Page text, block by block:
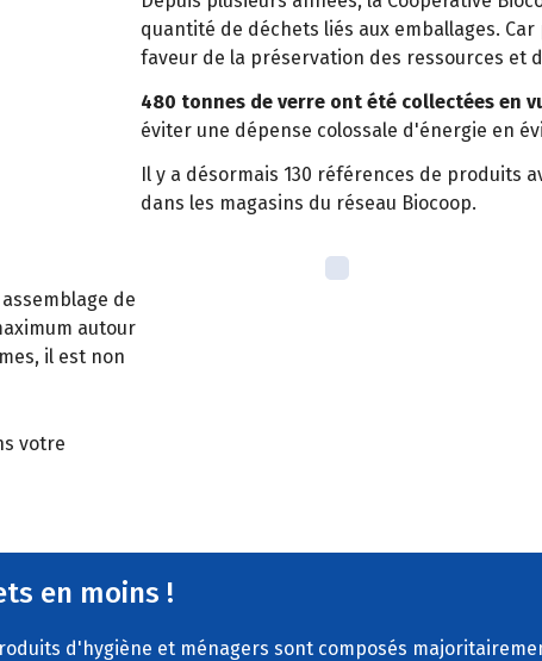
quantité de déchets liés aux emballages.
faveur de la préservation des ressources et
480 tonnes de verre ont été collectées en
éviter une dépense colossale d'énergie en
Il y a désormais 130 références de produits
dans les magasins du réseau Biocoop.
de
autour
il est non
votre
en moins !
d'hygiène et ménagers sont composés